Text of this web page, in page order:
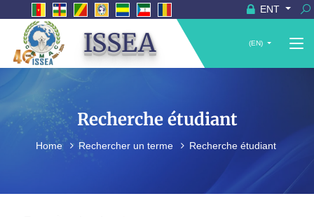
ENT
ISSEA (EN)
Recherche étudiant
Home Rechercher un terme Recherche étudiant